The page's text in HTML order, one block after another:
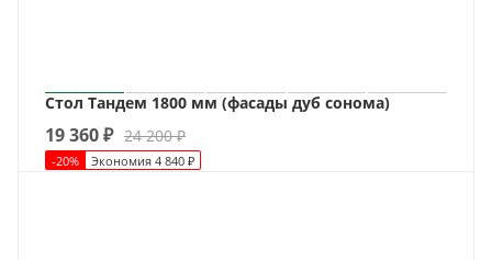
Стол Тандем 1800 мм (фасады дуб сонома)
19 360₽ 24 200₽
-20% Экономия 4 840 ₽